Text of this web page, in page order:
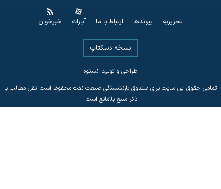
تحریریه پیوندها ارتباط با ما آپارات خبرخوان
نسخه دسکتاپ
طراحی و تولید: نستوه
تمامی حقوق این سایت برای صندوق بازنشستگی صنعت نفت محفوظ است. نقل مطالب با
ذکر منبع بلامانع است.